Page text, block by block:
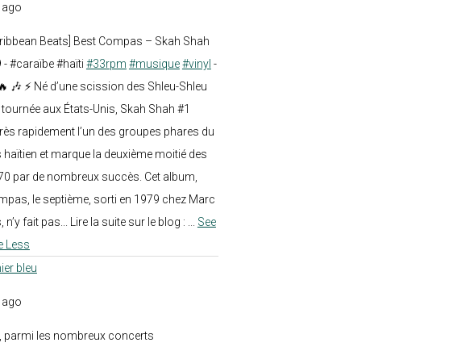
ago
Beats] Best Compas – Skah Shah
- #caraïbe #haïti #33rpm #musique#vinyl -
⚡ Né d’une scission des Shleu-Shleu
aux États-Unis, Skah Shah #1
rapidement l’un des groupes phares du
et marque la deuxième moitié des
par de nombreux succès. Cet album,
le septième, sorti en 1979 chez Marc
n’y fait pas... Lire la suite sur le blog :
See
Less
bleu
ago
parmi les nombreux concerts